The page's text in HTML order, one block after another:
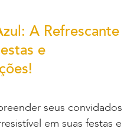
A Refrescante
e
seus convidados
em suas festas e